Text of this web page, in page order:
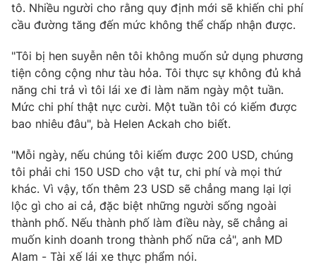
Photo Infographic
Video Shorts video
VTV Money VTV Thể thao
Thị trường 24h Tấm lòng Việt
VTV4 Vươn mình bằng AI
tô. Nhiều người cho rằng quy định mới sẽ khiến chi phí
cầu đường tăng đến mức không thể chấp nhận được.
"Tôi bị hen suyễn nên tôi không muốn sử dụng phương
tiện công cộng như tàu hỏa. Tôi thực sự không đủ khả
năng chi trả vì tôi lái xe đi làm năm ngày một tuần.
Mức chi phí thật nực cười. Một tuần tôi có kiếm được
bao nhiêu đâu", bà Helen Ackah cho biết.
"Mỗi ngày, nếu chúng tôi kiếm được 200 USD, chúng
tôi phải chi 150 USD cho vật tư, chi phí và mọi thứ
khác. Vì vậy, tốn thêm 23 USD sẽ chẳng mang lại lợi
lộc gì cho ai cả, đặc biệt những người sống ngoài
thành phố. Nếu thành phố làm điều này, sẽ chẳng ai
muốn kinh doanh trong thành phố nữa cả", anh MD
Alam - Tài xế lái xe thực phẩm nói.